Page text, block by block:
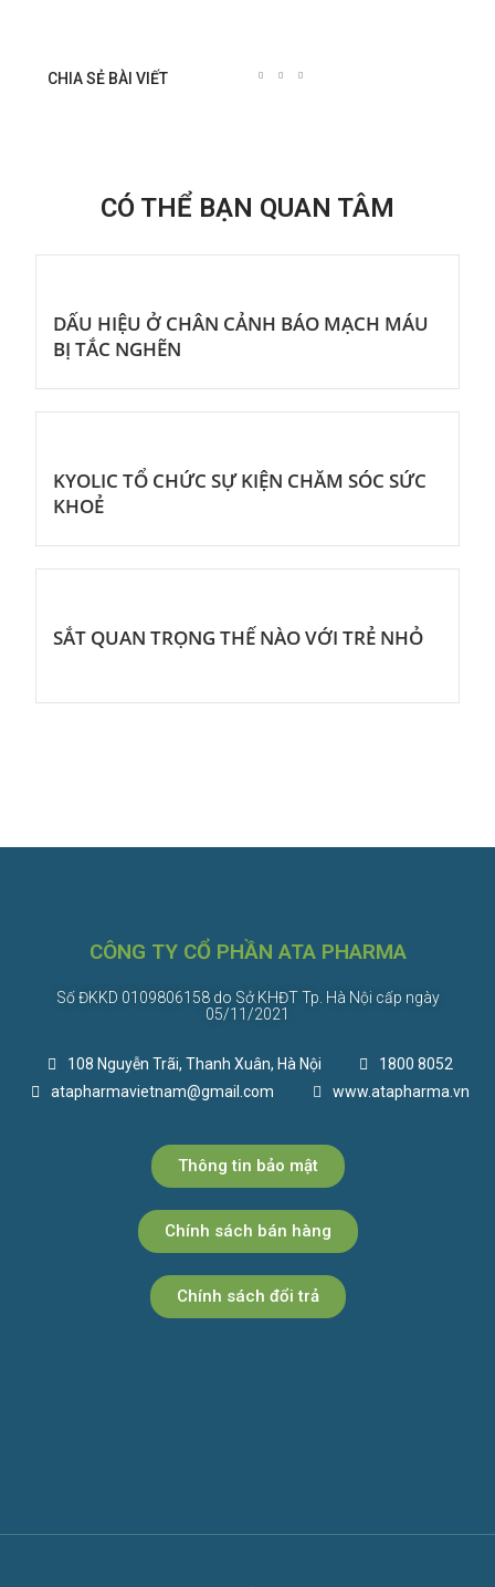
CHIA SẺ BÀI VIẾT
CÓ THỂ BẠN QUAN TÂM
DẤU HIỆU Ở CHÂN CẢNH BÁO MẠCH MÁU
BỊ TẮC NGHẼN
KYOLIC TỔ CHỨC SỰ KIỆN CHĂM SÓC SỨC
KHOẺ
SẮT QUAN TRỌNG THẾ NÀO VỚI TRẺ NHỎ
CÔNG TY CỔ PHẦN ATA PHARMA
Số ĐKKD 0109806158 do Sở KHĐT Tp. Hà Nội cấp ngày
05/11/2021
108 Nguyễn Trãi, Thanh Xuân, Hà Nội
1800 8052
atapharmavietnam@gmail.com
www.atapharma.vn
Thông tin bảo mật
Chính sách bán hàng
Chính sách đổi trả